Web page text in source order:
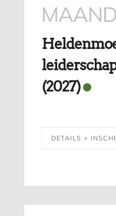
(2027)
DETAILS +